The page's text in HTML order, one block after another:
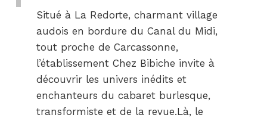
Situé à La Redorte, charmant village
audois en bordure du Canal du Midi,
tout proche de Carcassonne,
l’établissement Chez Bibiche invite à
découvrir les univers inédits et
enchanteurs du cabaret burlesque,
transformiste et de la revue.Là, le